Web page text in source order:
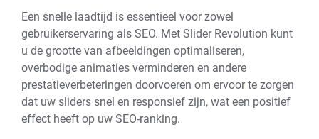
Een snelle laadtijd is essentieel voor zowel
gebruikerservaring als SEO. Met Slider Revolution kunt
u de grootte van afbeeldingen optimaliseren,
overbodige animaties verminderen en andere
prestatieverbeteringen doorvoeren om ervoor te zorgen
dat uw sliders snel en responsief zijn, wat een positief
effect heeft op uw SEO-ranking.